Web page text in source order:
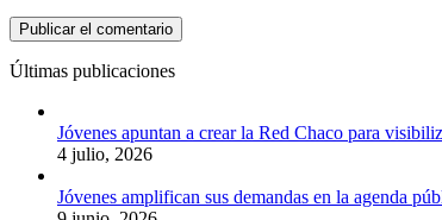
Últimas publicaciones
Jóvenes apuntan a crear la Red Chaco para
4 julio, 2026
Jóvenes amplifican sus demandas en la agenda